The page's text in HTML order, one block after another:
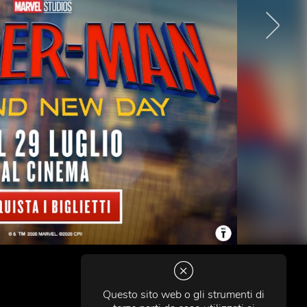
Questo sito web o gli strumenti di